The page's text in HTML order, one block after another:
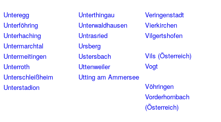
Unteregg
Unterföhring
Unterhaching
Untermarchtal
Untermeitingen
Unterroth
Unterschleißheim
Unterstadion
Unterthingau
Unterwaldhausen
Untrasried
Ursberg
Ustersbach
Uttenweiler
Utting am Ammersee
Veringenstadt
Vierkirchen
Vilgertshofen
Vils (Österreich)
Vogt
Vöhringen
Vorderhornbach
(Österreich)